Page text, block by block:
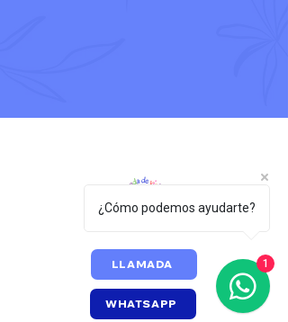
LLAMADA
WHATSAPP
¿Cómo podemos ayudarte?
1